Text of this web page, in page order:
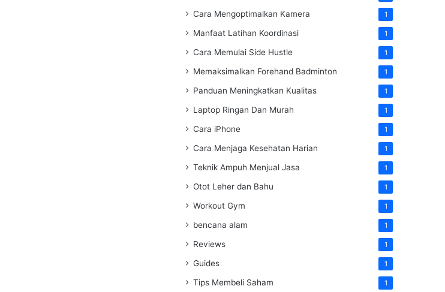
Cara Mengoptimalkan Kamera 1
Manfaat Latihan Koordinasi 1
Cara Memulai Side Hustle 1
Memaksimalkan Forehand Badminton 1
Panduan Meningkatkan Kualitas 1
Laptop Ringan Dan Murah 1
Cara iPhone 1
Cara Menjaga Kesehatan Harian 1
Teknik Ampuh Menjual Jasa 1
Otot Leher dan Bahu 1
Workout Gym 1
bencana alam 1
Reviews 1
Guides 1
Tips Membeli Saham 1